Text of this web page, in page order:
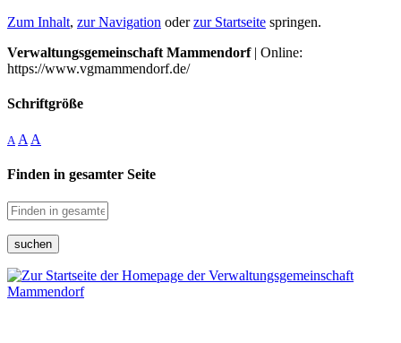
Zum Inhalt, zur Navigation oderzur Startseite springen.
Verwaltungsgemeinschaft Mammendorf| Online:
https://www.vgmammendorf.de/
Schriftgröße
A A A
Finden in gesamter Seite
suchen